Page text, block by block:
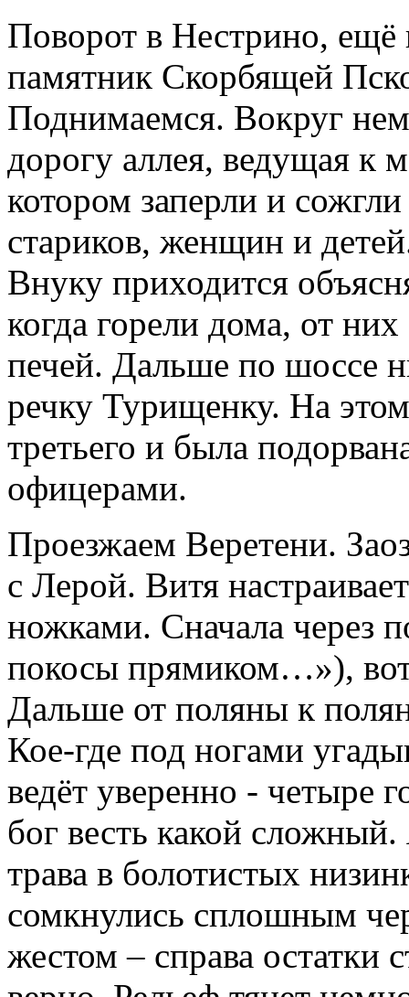
Поворот в Нестрино, ещё
памятник Скорбящей
Поднимаемся. Вокруг
дорогу аллея, ведущая к
котором заперли и
стариков, женщин и
Внуку приходится
когда горели дома, от
печей. Дальше по шоссе
речку Турищенку. На
третьего и была
офицерами.
Проезжаем Веретени.
с Лерой. Витя
ножками. Сначала через
покосы прямиком…»),
Дальше от поляны к
Кое-где под ногами
ведёт уверенно - четыре
бог весть какой
трава в болотистых
сомкнулись сплошным
жестом – справа